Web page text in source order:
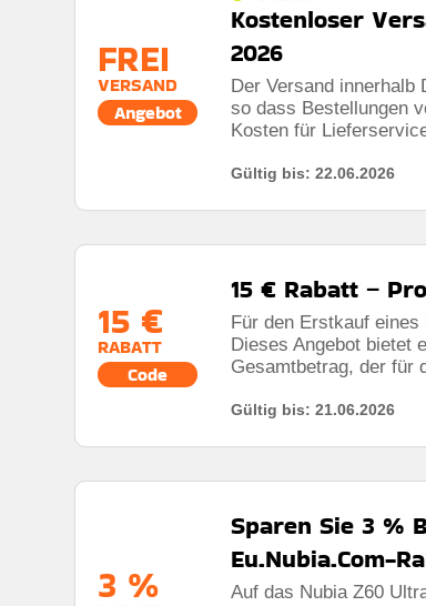
FREI
VERSAND
Angebot
Kostenloser
2026
Der Versand innerhalb
so dass Bestellungen
Kosten für
Gültig bis: 22.06.2026
15 €
RABATT
Code
15 € Rabatt –
Für den Erstkauf
Dieses Angebot bietet
Gesamtbetrag, der für
Gültig bis: 21.06.2026
3 %
Sparen Sie 3 %
Eu.Nubia.Com-
Auf das Nubia Z60